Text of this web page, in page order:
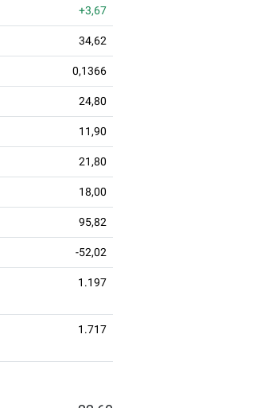
+3,67
34,62
0,1366
24,80
11,90
21,80
18,00
95,82
-52,02
1.197
1.717